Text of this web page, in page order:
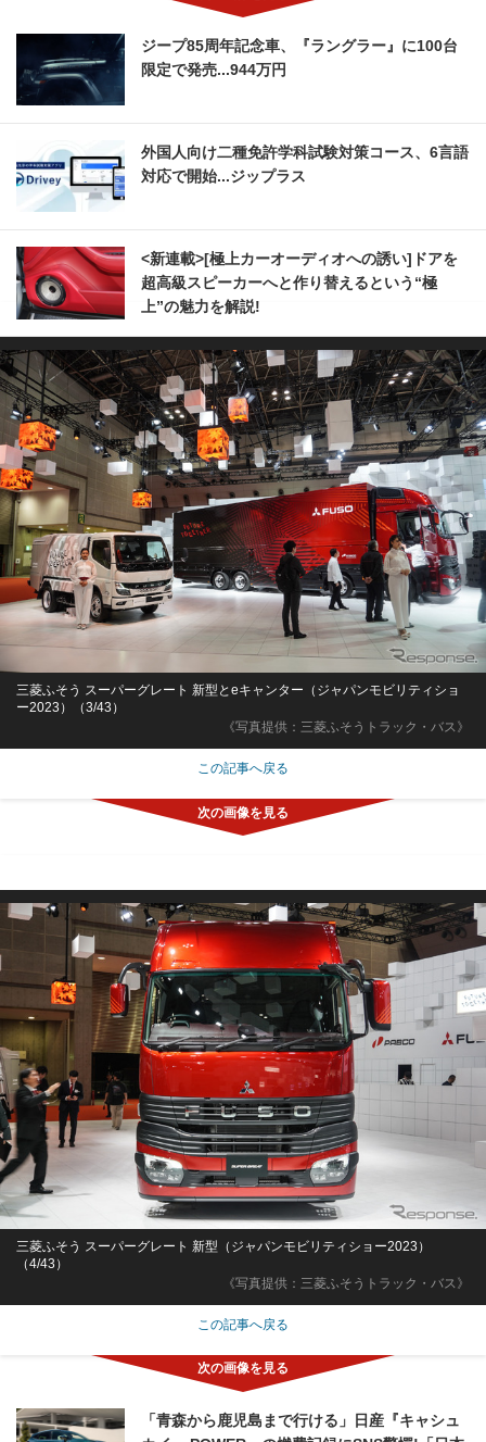
ジープ85周年記念車、『ラングラー』に100台
限定で発売...944万円
外国人向け二種免許学科試験対策コース、6言語
対応で開始...ジップラス
<新連載>[極上カーオーディオへの誘い]ドアを
超高級スピーカーへと作り替えるという“極
上”の魅力を解説!
《写真提供：三菱ふそうトラック・バス》
三菱ふそう スーパーグレート 新型とeキャンター（ジャパンモビリティショ
ー2023）（3/43）
この記事へ戻る
《写真提供：三菱ふそうトラック・バス》
三菱ふそう スーパーグレート 新型（ジャパンモビリティショー2023）
（4/43）
この記事へ戻る
「青森から鹿児島まで行ける」日産『キャシュ